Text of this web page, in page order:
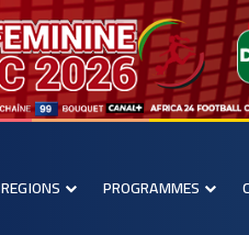
PROGRAMMES